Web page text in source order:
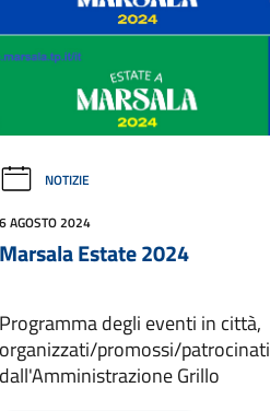
NOTIZIE
AGOSTO 2024
Estate 2024
degli eventi in città,
promossi/patrocinati
Grillo